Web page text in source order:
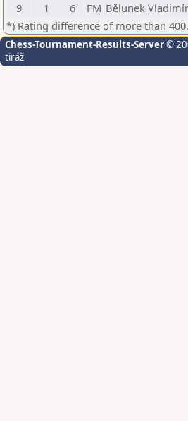
9
1 6 FM Bělunek Vladimír
*) Rating difference of more than
Chess-Tournament-Results-Server©
tiráž